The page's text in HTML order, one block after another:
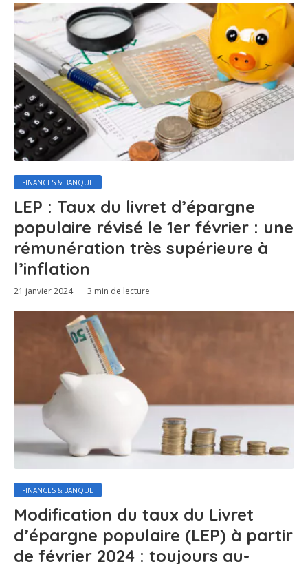
FINANCES & BANQUE
LEP : Taux du livret d’épargne
populaire révisé le 1er février : une
rémunération très supérieure à
l’inflation
21 janvier 2024 3 min de lecture
FINANCES & BANQUE
Modification du taux du Livret
d’épargne populaire (LEP) à partir
de février 2024 : toujours au-